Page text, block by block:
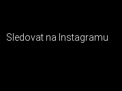
Sledovat na Instagramu